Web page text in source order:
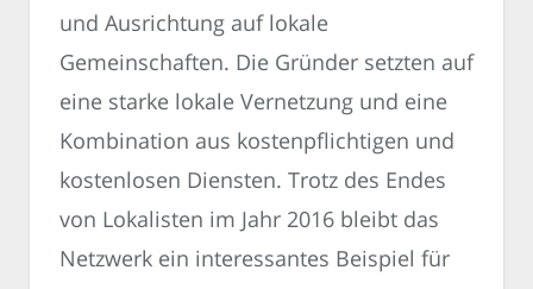
und Ausrichtung auf lokale
Gemeinschaften. Die Gründer setzten auf
eine starke lokale Vernetzung und eine
Kombination aus kostenpflichtigen und
kostenlosen Diensten. Trotz des Endes
von Lokalisten im Jahr 2016 bleibt das
Netzwerk ein interessantes Beispiel für